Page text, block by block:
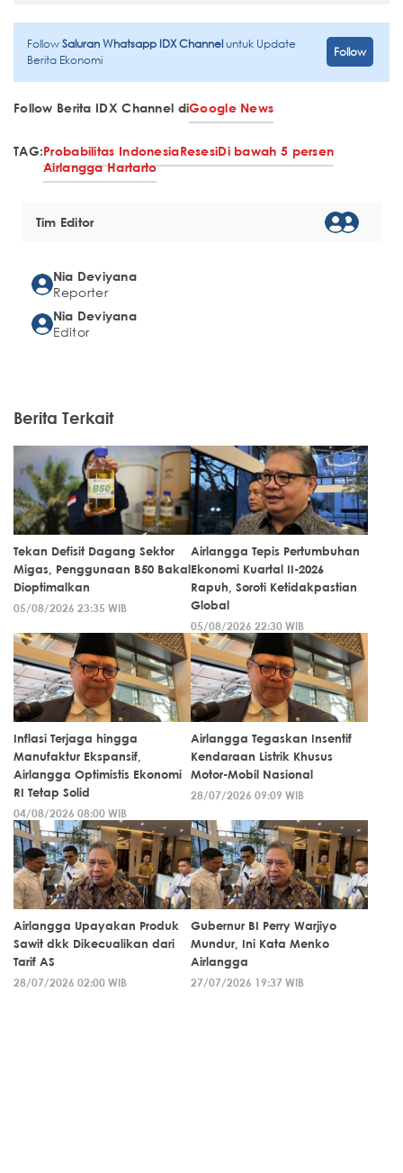
FollowSaluran Whatsapp IDX Channeluntuk Update
Berita Ekonomi
Follow
Follow Berita IDX Channel diGoogle News
TAG:Probabilitas IndonesiaResesiDi bawah 5 persen
Airlangga Hartarto
Tim Editor
Nia Deviyana
Reporter
Nia Deviyana
Editor
Berita Terkait
Tekan Defisit Dagang Sektor
Migas, Penggunaan B50 Bakal
Dioptimalkan
05/08/2026 23:35 WIB
Airlangga Tepis Pertumbuhan
Ekonomi Kuartal II-2026
Rapuh, Soroti Ketidakpastian
Global
05/08/2026 22:30 WIB
Inflasi Terjaga hingga
Manufaktur Ekspansif,
Airlangga Optimistis Ekonomi
RI Tetap Solid
04/08/2026 08:00 WIB
Airlangga Tegaskan Insentif
Kendaraan Listrik Khusus
Motor-Mobil Nasional
28/07/2026 09:09 WIB
Airlangga Upayakan Produk
Sawit dkk Dikecualikan dari
Tarif AS
28/07/2026 02:00 WIB
Gubernur BI Perry Warjiyo
Mundur, Ini Kata Menko
Airlangga
27/07/2026 19:37 WIB